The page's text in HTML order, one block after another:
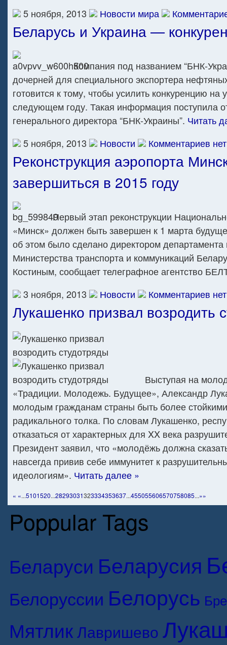
5 ноября, 2013 Новости мира
Беларусь и Украина —
Компания под названием “БНК-
дочерней для специального экспортера
готовится к тому, чтобы усилить конкуренцию на
следующем году. Такая информация поступила
генерального директора “БНК-Украины”. Читать
5 ноября, 2013
Новости Комментариев
Реконструкция аэропорта
завершиться в 2015 году
Первый этап реконструкции
«Минск» должен быть завершен к 1 марта
об этом было сделано директором департамента
Министерства транспорта и коммуникаций
Костиным, сообщает телеграфное агентство
3 ноября, 2013
Новости Комментариев
Лукашенко призвал возродить
Выступая на
«Традиции. Молодежь. Будущее», Александр
молодым гражданам страны быть более
радикального толка. По словам Лукашенко,
отказаться от характерных для XX века
Президент заявил, что «молодёжь должна
навсегда привив себе иммунитет к
идеологиям». Читать далее »
« «...5101520...28293031323334353637...455055606570758085...»»
Poppular Tags
Беларуси Беларусия
Белоруссии Белорусь
МятликЛавришево